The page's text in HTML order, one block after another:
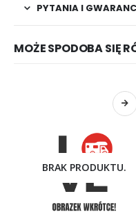
PYTANIA I
MOŻE SPODOBA SIĘ
BRAK PRODUKTU.